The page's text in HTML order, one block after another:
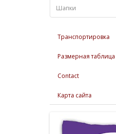
Шапки
Транспортировка
Размерная таблица
Contact
Карта сайта